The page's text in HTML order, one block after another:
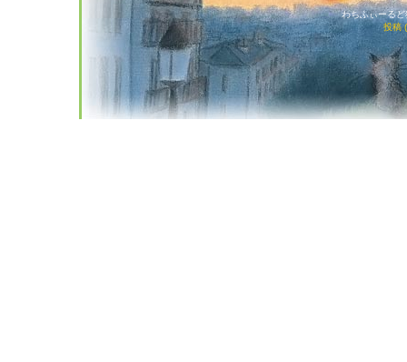
わちふぃーる
投稿